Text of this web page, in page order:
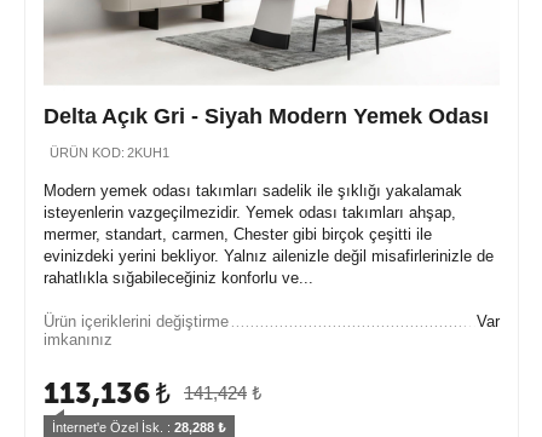
Delta Açık Gri - Siyah Modern Yemek Odası
ÜRÜN KOD: 2KUH1
Modern yemek odası takımları sadelik ile şıklığı yakalamak
isteyenlerin vazgeçilmezidir. Yemek odası takımları ahşap,
mermer, standart, carmen, Chester gibi birçok çeşitti ile
evinizdeki yerini bekliyor. Yalnız ailenizle değil misafirlerinizle de
rahatlıkla sığabileceğiniz konforlu ve...
Ürün içeriklerini değiştirme
imkanınız
Var
141,424 ₺
113,136₺
İnternet'e Özel İsk. : 28,288 ₺